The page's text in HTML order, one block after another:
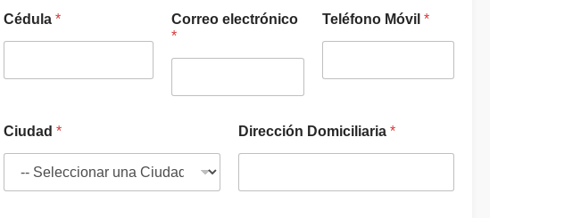
Cédula *
Correo electrónico
*
Teléfono Móvil *
Ciudad *
t
t
d
Dirección Domiciliaria *